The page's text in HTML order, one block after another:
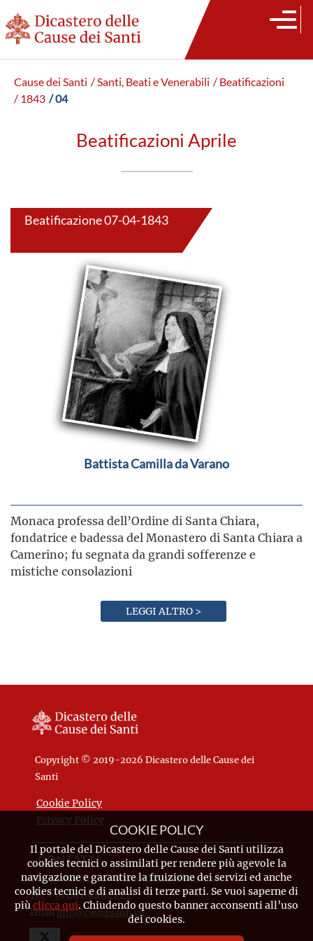
Cause dei Santi / Santi, Beati e Venerabili / Beatificazioni
/ 1843 / 04
Beatificazioni Aprile
Beatificazione 07-04-1843
Battista Camilla da Varano
Monaca professa dell’Ordine di Santa Chiara,
fondatrice e badessa del Monastero di Santa Chiara a
Camerino; fu segnata da grandi sofferenze e
mistiche consolazioni
LEGGI ALTRO >
Copyright © 2019-2026 Dicastero delle Cause dei
Santi
Cookie Policy
Privacy Policy
CONTATTI
Piazza Pio XII, 10 - 00120 Città del Vaticano
Tel. +39.06.698.842.44
Emailinfo@causesanti.va
COOKIE POLICY
Il portale del Dicastero delle Cause dei Santi utilizza
cookies tecnici o assimilati per rendere più agevole la
navigazione e garantire la fruizione dei servizi ed anche
cookies tecnici e di analisi di terze parti. Se vuoi saperne di
piùclicca qui. Chiudendo questo banner acconsenti all’uso
dei cookies.